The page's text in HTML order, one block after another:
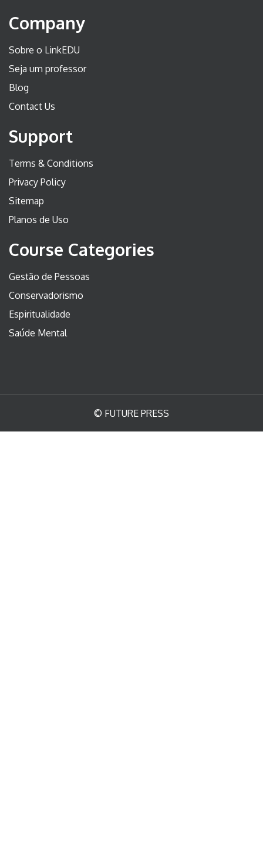
Company
Sobre o LinkEDU
Seja um professor
Blog
Contact Us
Support
Terms & Conditions
Privacy Policy
Sitemap
Planos de Uso
Course Categories
Gestão de Pessoas
Conservadorismo
Espiritualidade
Saúde Mental
© FUTURE PRESS